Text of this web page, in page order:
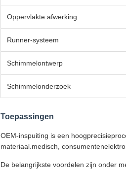
Oppervlakte afwerking
Runner-systeem
Schimmelontwerp
Schimmelonderzoek
Toepassingen
OEM-inspuiting is een
materiaal.medisch,
De belangrijkste voordelen zijn onder